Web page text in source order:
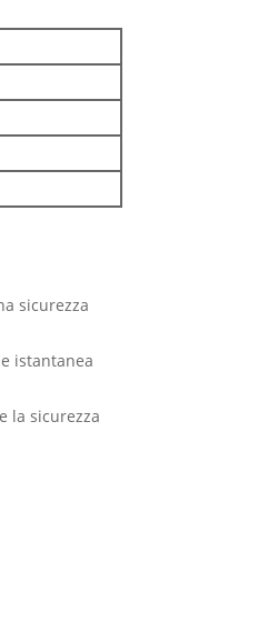
sicurezza
istantanea
la sicurezza